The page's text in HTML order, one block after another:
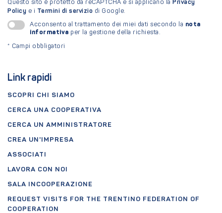
Link rapidi
SCOPRI CHI SIAMO
CERCA UNA COOPERATIVA
CERCA UN AMMINISTRATORE
CREA UN'IMPRESA
ASSOCIATI
LAVORA CON NOI
SALA INCOOPERAZIONE
REQUEST VISITS FOR THE TRENTINO FEDERATION OF
COOPERATION
Questo sito è protetto da reCAPTCHA e si applicano la Privacy
Policy e i Termini di servizio di Google.
Acconsento al trattamento dei miei dati secondo la nota
informativa per la gestione della richiesta.
* Campi obbligatori